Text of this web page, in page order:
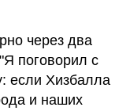
через два
поговорил с
если Хизбалла
и наших